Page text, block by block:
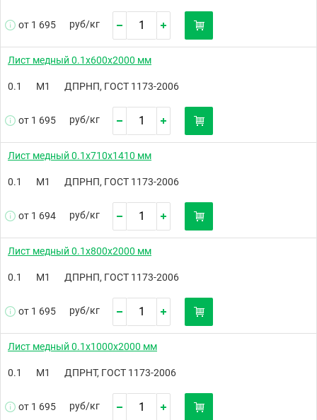
от 1 695 руб/кг
Лист медный 0.1х600х2000 мм
0.1 М1 ДПРНП, ГОСТ 1173-2006
от 1 695 руб/кг
Лист медный 0.1х710х1410 мм
0.1 М1 ДПРНП, ГОСТ 1173-2006
от 1 694 руб/кг
Лист медный 0.1х800х2000 мм
0.1 М1 ДПРНП, ГОСТ 1173-2006
от 1 695 руб/кг
Лист медный 0.1х1000х2000 мм
0.1 М1 ДПРНТ, ГОСТ 1173-2006
от 1 695 руб/кг